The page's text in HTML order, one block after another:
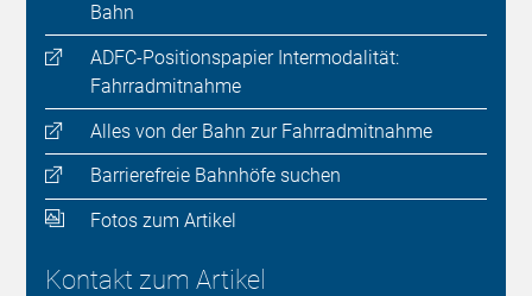
Bahn
ADFC-Positionspapier Intermodalität:
Fahrradmitnahme
Alles von der Bahn zur Fahrradmitnahme
Barrierefreie Bahnhöfe suchen
Fotos zum Artikel
Kontakt zum Artikel